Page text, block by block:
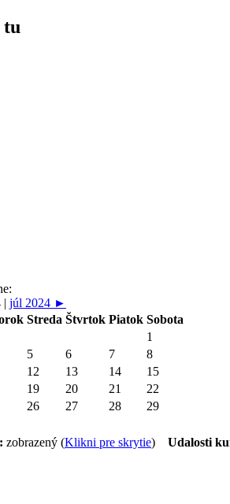
tu
| júl 2024 ►
Streda Štvrtok Piatok Sobota
1
5 6 7
8
12 13 14
15
19 20 21
22
26 27 28
29
zobrazený (Klikni pre skrytie) Udalosti